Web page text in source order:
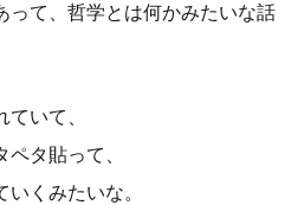
って、哲学とは何かみたいな話
いて、
タ貼って、
くみたいな。